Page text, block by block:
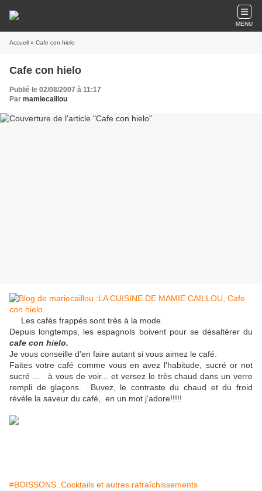
MENU
Accueil » Cafe con hielo
Cafe con hielo
Publié le 02/08/2007 à 11:17
Par mamiecaillou
Les cafés frappés sont très à la mode.
Depuis longtemps, les espagnols boivent pour se désaltérer du
cafe con hielo.
Je vous conseille d'en faire autant si vous aimez le café.
Faites votre café comme vous en avez l'habitude, sucré or not
sucré ... à vous de voir... et versez le très chaud dans un verre
rempli de glaçons. Buvez, le contraste du chaud et du froid
révèle la saveur du café, en un mot j'adore!!!!!
#BOISSONS..Cocktails et autres rafraîchissements